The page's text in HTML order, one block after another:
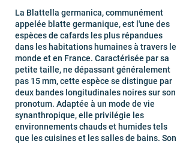
La Blattella germanica, communément
appelée blatte germanique, est l'une des
espèces de cafards les plus répandues
dans les habitations humaines à travers le
monde et en France. Caractérisée par sa
petite taille, ne dépassant généralement
pas 15 mm, cette espèce se distingue par
deux bandes longitudinales noires sur son
pronotum. Adaptée à un mode de vie
synanthropique, elle privilégie les
environnements chauds et humides tels
que les cuisines et les salles de bains. Son